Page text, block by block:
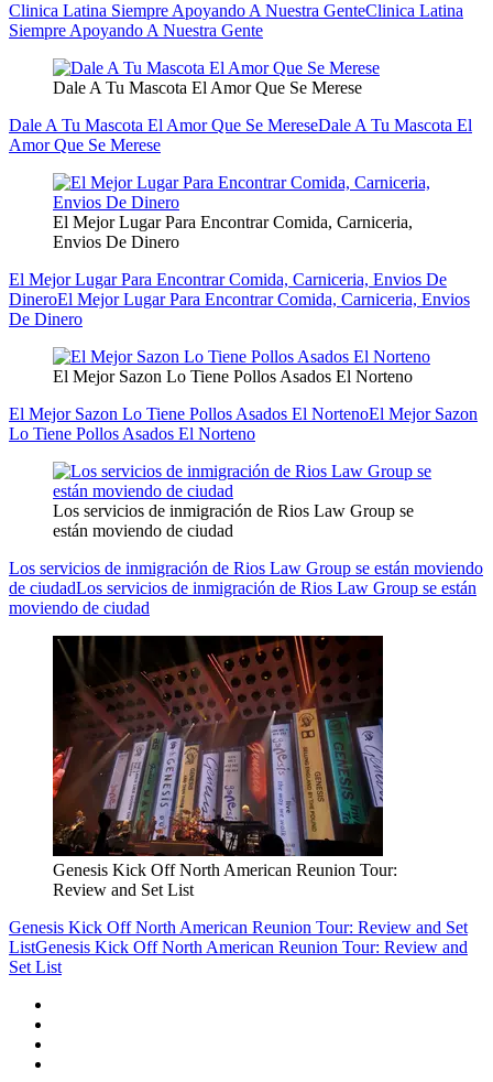
Clinica Latina Siempre Apoyando A Nuestra GenteClinica Latina
Siempre Apoyando A Nuestra Gente
Dale A Tu Mascota El Amor Que Se Merese
Dale A Tu Mascota El Amor Que Se MereseDale A Tu Mascota El
Amor Que Se Merese
El Mejor Lugar Para Encontrar Comida, Carniceria,
Envios De Dinero
El Mejor Lugar Para Encontrar Comida, Carniceria, Envios De
DineroEl Mejor Lugar Para Encontrar Comida, Carniceria, Envios
De Dinero
El Mejor Sazon Lo Tiene Pollos Asados El Norteno
El Mejor Sazon Lo Tiene Pollos Asados El NortenoEl Mejor Sazon
Lo Tiene Pollos Asados El Norteno
Los servicios de inmigración de Rios Law Group se
están moviendo de ciudad
Los servicios de inmigración de Rios Law Group se están moviendo
de ciudadLos servicios de inmigración de Rios Law Group se están
moviendo de ciudad
Genesis Kick Off North American Reunion Tour:
Review and Set List
Genesis Kick Off North American Reunion Tour: Review and Set
ListGenesis Kick Off North American Reunion Tour: Review and
Set List